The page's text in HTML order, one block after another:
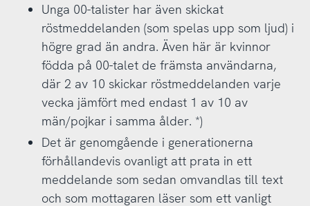
Unga 00-talister har även skickat
röstmeddelanden (som spelas upp som ljud) i
högre grad än andra. Även här är kvinnor
födda på 00-talet de främsta användarna,
där 2 av 10 skickar röstmeddelanden varje
vecka jämfört med endast 1 av 10 av
män/pojkar i samma ålder. *)
Det är genomgående i generationerna
förhållandevis ovanligt att prata in ett
meddelande som sedan omvandlas till text
och som mottagaren läser som ett vanligt